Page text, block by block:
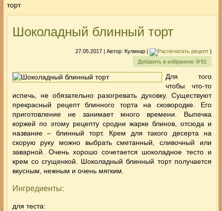
торт
Шоколадный блинный торт
27.05.2017 | Автор: Кулинар|
|
Добавить в избранное
91
Для того
чтобы что-то
испечь, не обязательно разогревать духовку. Существуют
прекрасный рецепт блинного торта на сковородке. Его
приготовление не занимает много времени. Выпечка
коржей по этому рецепту сродни жарке блинов, отсюда и
название – блинный торт. Крем для такого десерта на
скорую руку можно выбрать сметанный, сливочный или
заварной. Очень хорошо сочетается шоколадное тесто и
крем со сгущенкой. Шоколадный блинный торт получается
вкусным, нежным и очень мягким.
Ингредиенты:
для теста: